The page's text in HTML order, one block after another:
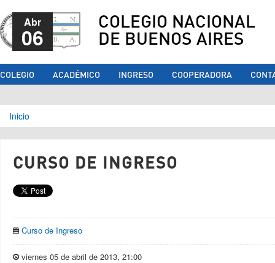
COLEGIO NACIONAL
DE BUENOS AIRES
COLEGIO ACADÉMICO INGRESO COOPERADORA
Se encuentra usted aquí
Inicio
CURSO DE INGRESO
Abr
06
Curso de Ingreso
viernes 05 de abril de 2013, 21:00